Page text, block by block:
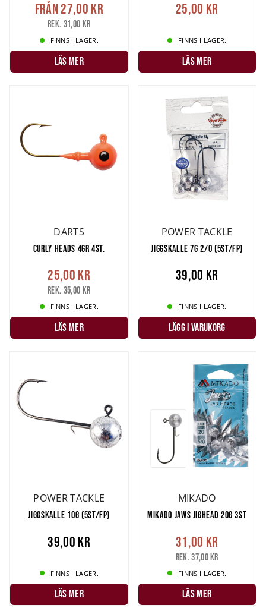
Från27,00 kr
Rek. 31,00 kr
FINNS I LAGER.
LÄS MER
25,00 kr
FINNS I LAGER.
LÄS MER
DARTS
CURLY HEADS 4GR 4ST.
25,00 kr
Rek. 35,00 kr
FINNS I LAGER.
LÄS MER
POWER TACKLE
JIGGSKALLE 7G 2/0 (5ST/FP)
39,00 kr
FINNS I LAGER.
LÄGG I VARUKORG
POWER TACKLE
JIGGSKALLE 10G (5ST/FP)
39,00 kr
FINNS I LAGER.
LÄS MER
MIKADO
MIKADO JAWS JIGHEAD 20G 3ST
31,00 kr
Rek. 37,00 kr
FINNS I LAGER.
LÄS MER